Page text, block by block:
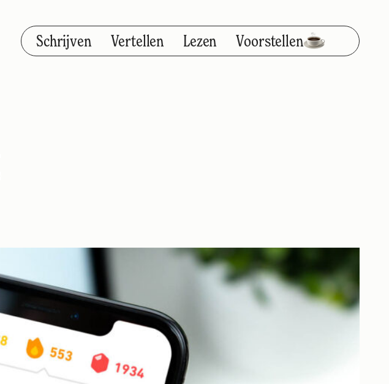
Schrijven Vertellen Lezen Voorstellen